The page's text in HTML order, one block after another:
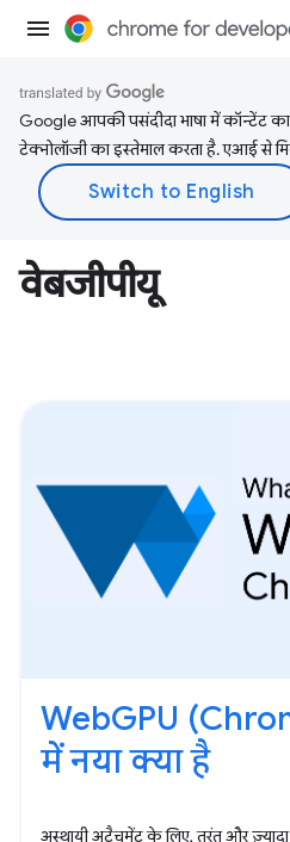
Google आपकी पसंदीदा भाषा में कॉन्टेंट
टेक्नोलॉजी का इस्तेमाल करता है. एआई से
वेबजीपीयू
WebGPU
में नया क्या है
अस्थायी अटैचमेंट के लिए, तुरंत और ज़्यादा